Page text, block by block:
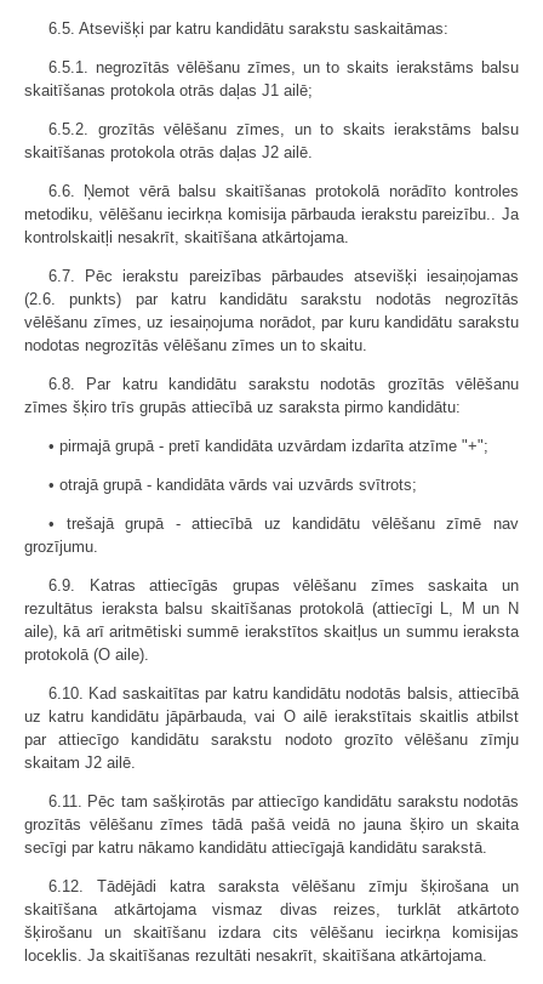
6.5. Atsevišķi par katru kandidātu sarakstu saskaitāmas:
6.5.1. negrozītās vēlēšanu zīmes, un to skaits ierakstāms balsu
skaitīšanas protokola otrās daļas J1 ailē;
6.5.2. grozītās vēlēšanu zīmes, un to skaits ierakstāms balsu
skaitīšanas protokola otrās daļas J2 ailē.
6.6. Ņemot vērā balsu skaitīšanas protokolā norādīto kontroles
metodiku, vēlēšanu iecirkņa komisija pārbauda ierakstu pareizību.. Ja
kontrolskaitļi nesakrīt, skaitīšana atkārtojama.
6.7. Pēc ierakstu pareizības pārbaudes atsevišķi iesaiņojamas
(2.6. punkts) par katru kandidātu sarakstu nodotās negrozītās
vēlēšanu zīmes, uz iesaiņojuma norādot, par kuru kandidātu sarakstu
nodotas negrozītās vēlēšanu zīmes un to skaitu.
6.8. Par katru kandidātu sarakstu nodotās grozītās vēlēšanu
zīmes šķiro trīs grupās attiecībā uz saraksta pirmo kandidātu:
• pirmajā grupā - pretī kandidāta uzvārdam izdarīta atzīme "+";
• otrajā grupā - kandidāta vārds vai uzvārds svītrots;
• trešajā grupā - attiecībā uz kandidātu vēlēšanu zīmē nav
grozījumu.
6.9. Katras attiecīgās grupas vēlēšanu zīmes saskaita un
rezultātus ieraksta balsu skaitīšanas protokolā (attiecīgi L, M un N
aile), kā arī aritmētiski summē ierakstītos skaitļus un summu ieraksta
protokolā (O aile).
6.10. Kad saskaitītas par katru kandidātu nodotās balsis, attiecībā
uz katru kandidātu jāpārbauda, vai O ailē ierakstītais skaitlis atbilst
par attiecīgo kandidātu sarakstu nodoto grozīto vēlēšanu zīmju
skaitam J2 ailē.
6.11. Pēc tam sašķirotās par attiecīgo kandidātu sarakstu nodotās
grozītās vēlēšanu zīmes tādā pašā veidā no jauna šķiro un skaita
secīgi par katru nākamo kandidātu attiecīgajā kandidātu sarakstā.
6.12. Tādējādi katra saraksta vēlēšanu zīmju šķirošana un
skaitīšana atkārtojama vismaz divas reizes, turklāt atkārtoto
šķirošanu un skaitīšanu izdara cits vēlēšanu iecirkņa komisijas
loceklis. Ja skaitīšanas rezultāti nesakrīt, skaitīšana atkārtojama.